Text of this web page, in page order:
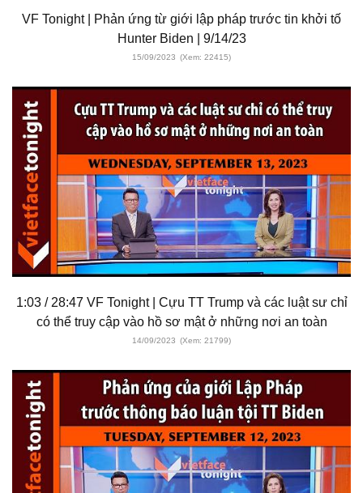
VF Tonight | Phản ứng từ giới lập pháp trước tin khởi tố
Hunter Biden | 9/14/23
15/09/2023 (Xem: 22415)
1:03 / 28:47 VF Tonight | Cựu TT Trump và các luật sư chỉ
có thể truy cập vào hồ sơ mật ở những nơi an toàn
14/09/2023 (Xem: 21799)